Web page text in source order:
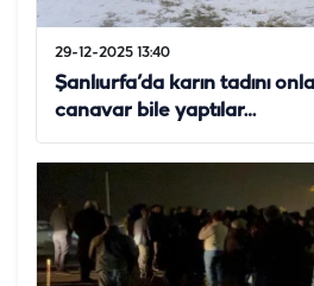
29-12-2025 13:40
Şanlıurfa’da karın tadını
canavar bile yaptılar…